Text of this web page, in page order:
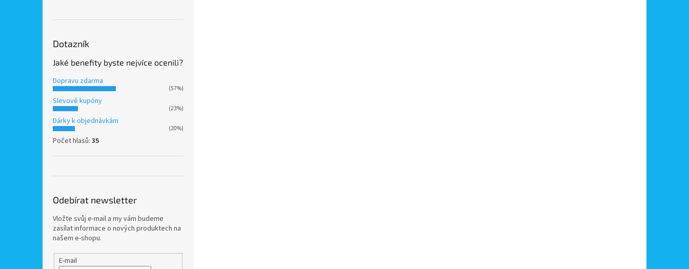
Dotazník
Jaké benefity byste nejvíce ocenili?
Dopravu zdarma
(57%)
Slevové kupóny
(23%)
Dárky k objednávkám
(20%)
Počet hlasů: 35
Odebírat newsletter
Vložte svůj e-mail a my vám budeme
zasílat informace o nových produktech na
našem e-shopu.
E-mail